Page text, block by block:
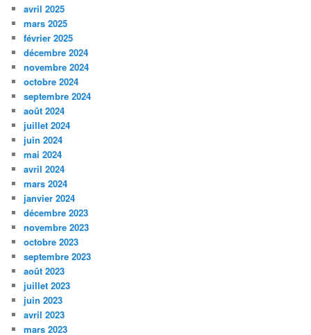
avril 2025
mars 2025
février 2025
décembre 2024
novembre 2024
octobre 2024
septembre 2024
août 2024
juillet 2024
juin 2024
mai 2024
avril 2024
mars 2024
janvier 2024
décembre 2023
novembre 2023
octobre 2023
septembre 2023
août 2023
juillet 2023
juin 2023
avril 2023
mars 2023